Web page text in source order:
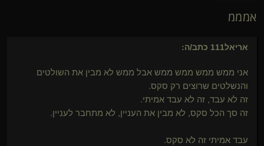
אמממ
אריאל111 כתב/ה:
אני ממש ממש ממש ממש אבל ממש לא מבין את השולטים
והנשלטים שרוצים רק סקס.
זה לא עבד, זה לא עבד אמיתי.
זה סך הכל סקס, לא מבין את העניין, לא מתחבר לעניין.
עבד אמיתי זה לא סקס.